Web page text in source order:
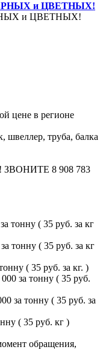
и ЦВЕТНЫХ!
и ЦВЕТНЫХ!
цене в регионе
труба, балка
8 908 783
тонну ( 35 руб. за кг
тонну ( 35 руб. за кг
( 35 руб. за кг. )
за тонну ( 35 руб.
за тонну ( 35 руб. за
( 35 руб. кг )
обращения,